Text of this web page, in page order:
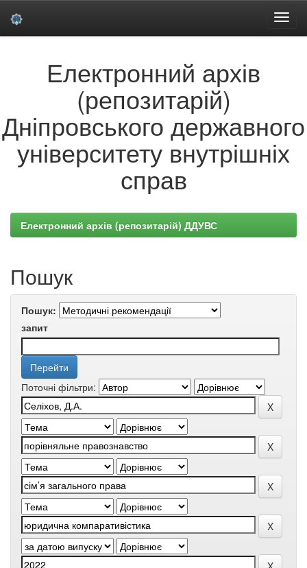
Електронний архів
(репозитарій)
Дніпровського державного
університету внутрішніх
справ
Електронний архів (репозитарій) ДДУВС
Пошук
Пошук:
запит
Поточні фільтри: